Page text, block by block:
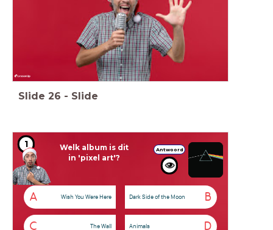
Slide 26 - Slide
1 Antwoord
Welk album is dit
in 'pixel art'?
A Wish You Were Here B
Dark Side of the Moon
C The Wall D
Animals